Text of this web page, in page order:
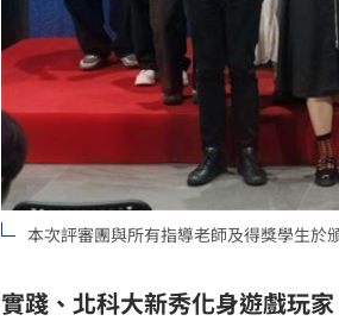
商場戰國來臨 台中「頂奢大道」逐
「拍片人的多重宇宙」職涯論壇9/12
8國球員齊聚高雄 Formosa 7s掀
理想混蛋號召粉絲跨海追星吃美食！
本次評審團與所有指導老師及得獎學生於
實踐、北科大新秀化身遊戲玩